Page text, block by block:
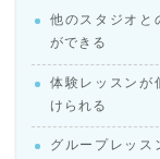
他のスタジオと
ができる
体験レッスンが
けられる
グループレッス